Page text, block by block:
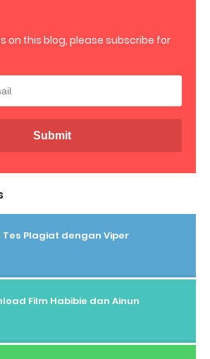
on this blog, please subscribe for
Tes Plagiat dengan Viper
Film Habibie dan Ainun